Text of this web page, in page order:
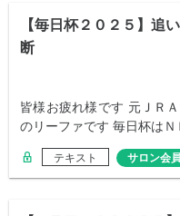
【毎日杯２０２５】追
断
皆様お疲れ様です 元ＪＲ
のリーファです 毎日杯はＮ
テキスト サロン会